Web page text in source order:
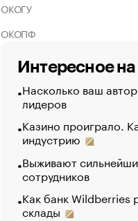
ОКОГУ
ОКОПФ
Интересное
Насколько ваш
лидеров
Казино проиграло.
индустрию
Выживают
сотрудников
Как банк Wildberries
склады